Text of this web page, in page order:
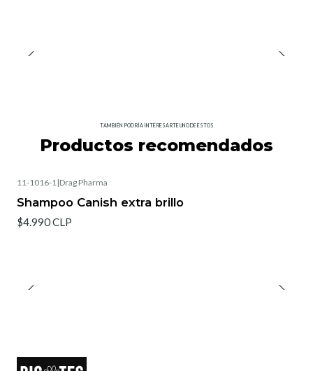
TAMBIÉN PODRÍA INTERESARTE UNO DE ESTOS
Productos recomendados
11-1016-1|Drag Pharma
Shampoo Canish extra brillo
$4.990 CLP